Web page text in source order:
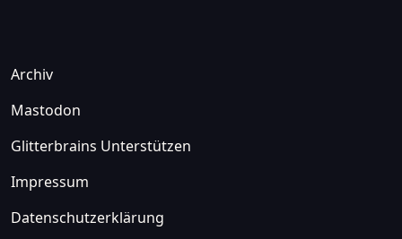
Archiv
Mastodon
Glitterbrains Unterstützen
Impressum
Datenschutzerklärung